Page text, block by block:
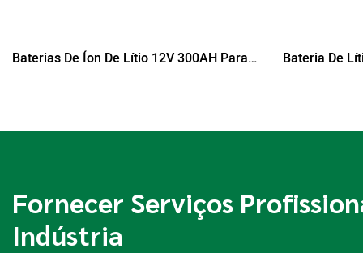
Baterias De Íon De Lítio 12V 300AH Para
Bateria De
Fornecer Serviços
Indústria